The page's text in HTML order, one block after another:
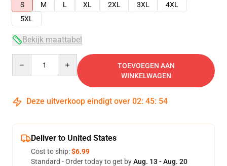
S
M L XL 2XL 3XL
4XL
5XL
Bekijk maattabel
TOEVOEGEN AAN
WINKELWAGEN
Deze uitverkoop eindigt over 02: 45: 54
Deliver to United States
Cost to ship:$6.99
Standard - Order today to get byAug. 13 - Aug. 20